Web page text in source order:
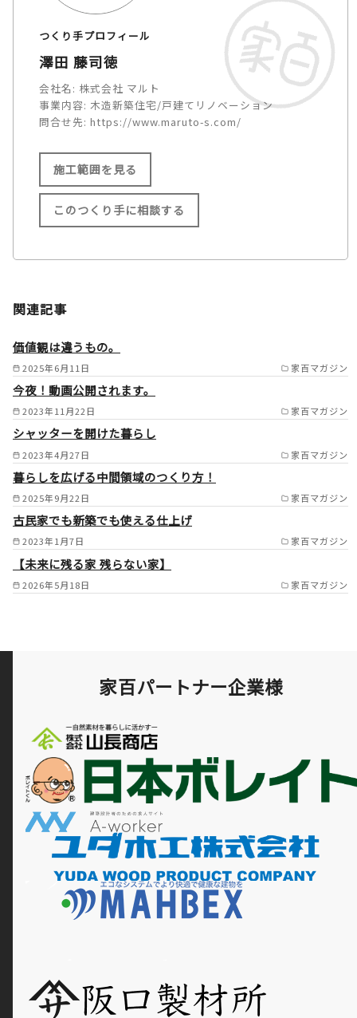
つくり手プロフィール
澤田 藤司徳
会社名: 株式会社 マルト
事業内容: 木造新築住宅/戸建てリノベーション
問合せ先: https://www.maruto-s.com/
施工範囲を見る
施工範囲
守山市/栗東市/草津市/甲賀市/
湖南市/大津市/高島市/甲良町/
豊郷町/愛荘町/竜王町/日野町 /
このつくり手に相談する
関連記事
2025年6月11日 家百マガジン
価値観は違うもの。
2023年11月22日 家百マガジン
今夜！動画公開されます。
2023年4月27日 家百マガジン
シャッターを開けた暮らし
2025年9月22日 家百マガジン
暮らしを広げる中間領域のつくり方！
2023年1月7日 家百マガジン
古民家でも新築でも使える仕上げ
2026年5月18日 家百マガジン
【未来に残る家 残らない家】
家百パートナー企業様